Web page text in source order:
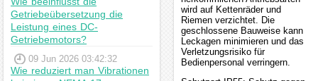
Getriebeübersetzung die
Leistung eines DC-
Getriebemotors?
09 Jun 2026 03:42:32
Wie reduziert man Vibrationen
wird auf Kettenräder und
Riemen verzichtet. Die
geschlossene Bauweise kann
Leckagen minimieren und das
Verletzungsrisiko für
Bedienpersonal verringern.